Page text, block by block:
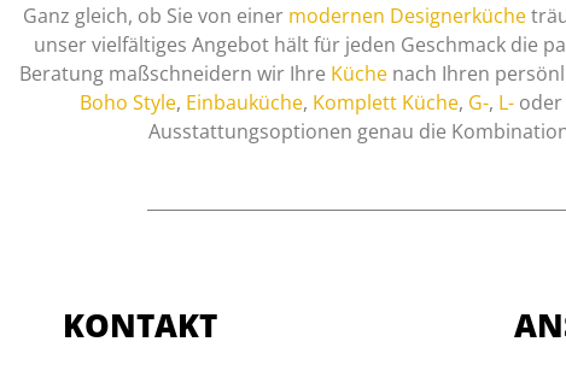
Ganz gleich, ob Sie von einer modernen Designerküche
unser vielfältiges Angebot hält für jeden Geschmack die
Beratung maßschneidern wir Ihre Küche nach Ihren
Boho Style, Einbauküche, Komplett Küche, G-, L-oder
Ausstattungsoptionen genau die
KONTAKT